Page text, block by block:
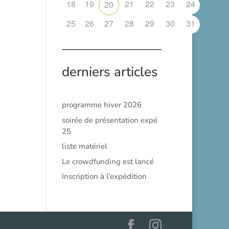
18
19 20 21 22 23
24
25
26 27 28 29 30 31
derniers articles
programme hiver 2026
soirée de présentation expé
25
liste matériel
Le crowdfunding est lancé
Inscription à l’expédition